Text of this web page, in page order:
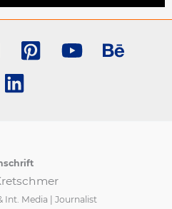
Int. Media | Journalist